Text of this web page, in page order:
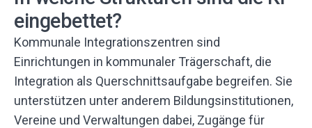
eingebettet?
Kommunale Integrationszentren sind
Einrichtungen in kommunaler Trägerschaft, die
Integration als Querschnittsaufgabe begreifen. Sie
unterstützen unter anderem Bildungsinstitutionen,
Vereine und Verwaltungen dabei, Zugänge für